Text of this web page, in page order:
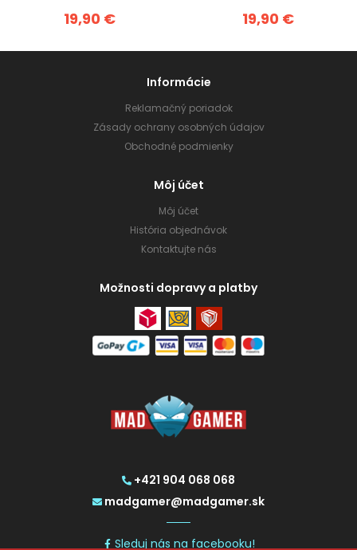
19,90 € 19,90 €
+421 904 068 068
madgamer@madgamer.sk
Sleduj nás na facebooku!
Informácie
Reklamačný poriadok
Zásady ochrany osobných údajov
Obchodné podmienky
Môj účet
Môj účet
História objednávok
Kontaktujte nás
Možnosti dopravy a platby